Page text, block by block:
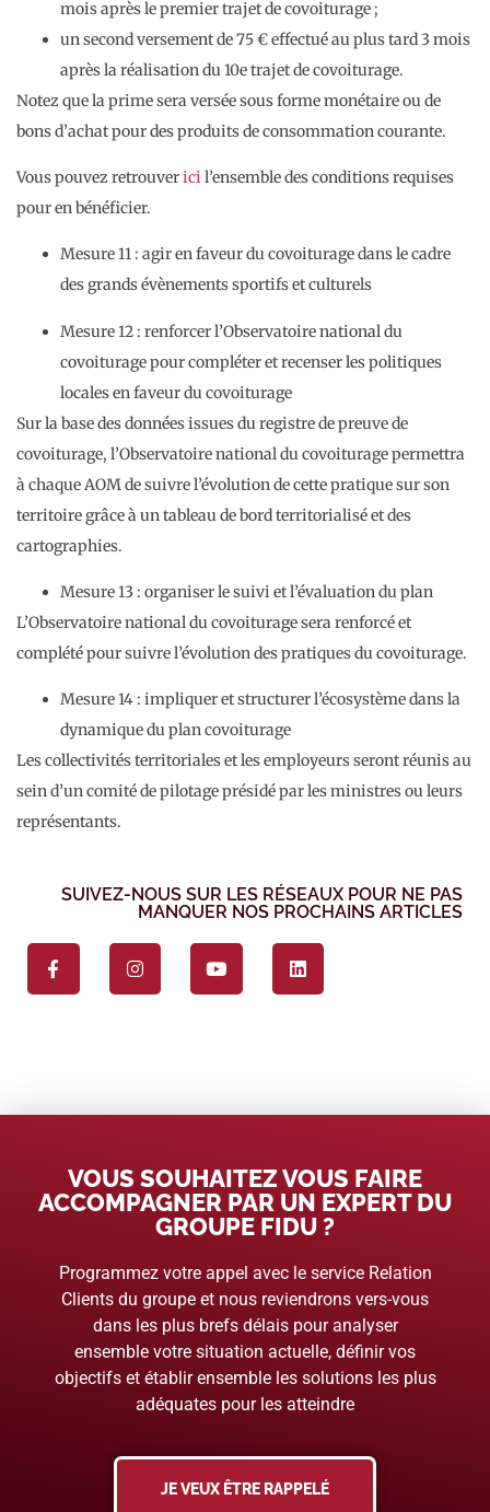
mois après le premier trajet de covoiturage ;
un second versement de 75 € effectué au plus tard 3 mois
après la réalisation du 10e trajet de covoiturage.
Notez que la prime sera versée sous forme monétaire ou de
bons d’achat pour des produits de consommation courante.
Vous pouvez retrouvericil’ensemble des conditions requises
pour en bénéficier.
Mesure 11 : agir en faveur du covoiturage dans le cadre
des grands évènements sportifs et culturels
Mesure 12 : renforcer l’Observatoire national du
covoiturage pour compléter et recenser les politiques
locales en faveur du covoiturage
Sur la base des données issues du registre de preuve de
covoiturage, l’Observatoire national du covoiturage permettra
à chaque AOM de suivre l’évolution de cette pratique sur son
territoire grâce à un tableau de bord territorialisé et des
cartographies.
Mesure 13 : organiser le suivi et l’évaluation du plan
L’Observatoire national du covoiturage sera renforcé et
complété pour suivre l’évolution des pratiques du covoiturage.
Mesure 14 : impliquer et structurer l’écosystème dans la
dynamique du plan covoiturage
Les collectivités territoriales et les employeurs seront réunis au
sein d’un comité de pilotage présidé par les ministres ou leurs
représentants.
SUIVEZ-NOUS SUR LES RÉSEAUX POUR NE PAS
MANQUER NOS PROCHAINS ARTICLES
VOUS SOUHAITEZ VOUS FAIRE
ACCOMPAGNER PAR UN EXPERT DU
GROUPE FIDU ?
Programmez votre appel avec le service Relation
Clients du groupe et nous reviendrons vers-vous
dans les plus brefs délais pour analyser
ensemble votre situation actuelle, définir vos
objectifs et établir ensemble les solutions les plus
adéquates pour les atteindre
JE VEUX ÊTRE RAPPELÉ